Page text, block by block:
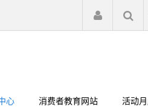
注册 登入
心 消费者教育网站 活动